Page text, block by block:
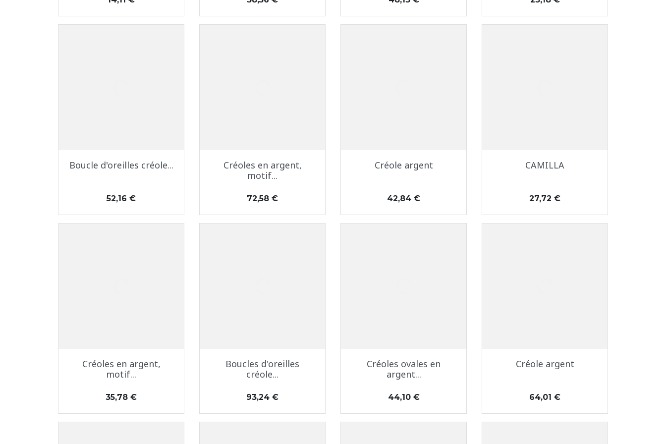
Aperçu rapide
Boucle d'oreilles créole...
Prix
52,16 €
 Aperçu rapide
Créoles en argent,
motif...
Prix
72,58 €
Aperçu rapide
Créole argent
Prix
42,84 €
Aperçu rapide
CAMILLA
Prix
27,72 €
 Aperçu rapide
Créoles en argent,
motif...
Prix
35,78 €
Aperçu rapide
Boucles d'oreilles
créole...
Prix
93,24 €
 Aperçu rapide
Créoles ovales en
argent...
Prix
44,10 €
Aperçu rapide
Créole argent
Prix
64,01 €